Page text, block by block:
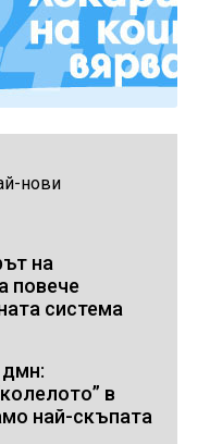
нови
на
повече
система
в
най-скъпата